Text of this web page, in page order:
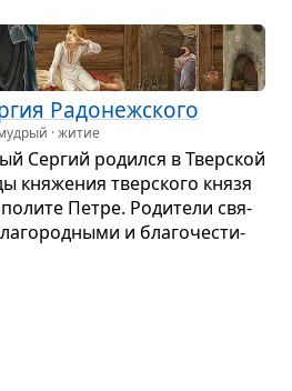
Радо­неж­ского
· житие
Сер­гий родился в Твер­ской
кня­же­ния твер­ского князя
Петре. Роди­тели свя­
и бла­го­че­сти­